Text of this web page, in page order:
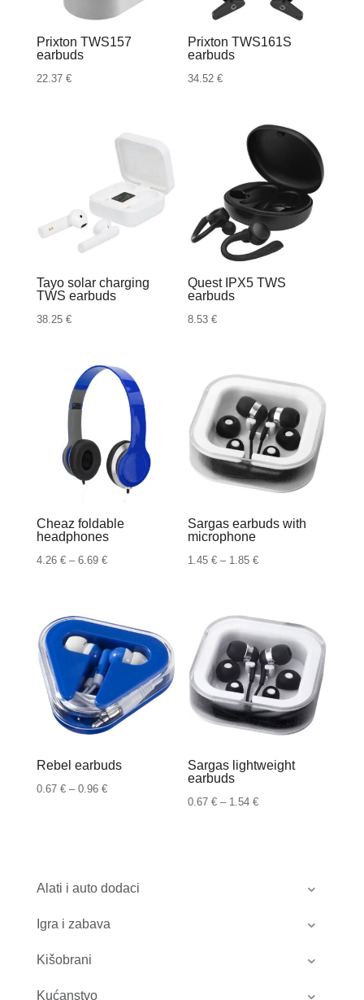
Alati i auto dodaci
Igra i zabava
Kišobrani
Kućanstvo
Prixton TWS157
earbuds
22.37 €
Prixton TWS161S
earbuds
34.52€
Tayo solar charging
TWS earbuds
38.25 €
Quest IPX5 TWS
earbuds
8.53€
Cheaz foldable
headphones
4.26 € – 6.69 €Raspon
4.26 €
do
6.69 €
Sargas earbuds with
microphone
1.45€ – 1.85€Raspon
1.45 €
do
1.85 €
Rebel earbuds
0.67 € – 0.96 €Raspon
0.96 €
Sargas lightweight
earbuds
0.67€ – 1.54€Raspon